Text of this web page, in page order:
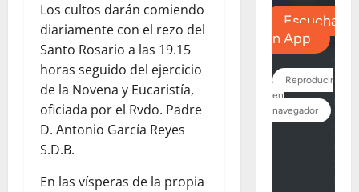
Los cultos darán comiendo
diariamente con el rezo del
Santo Rosario a las 19.15
horas seguido del ejercicio
de la Novena y Eucaristía,
oficiada por el Rvdo. Padre
D. Antonio García Reyes
S.D.B.
En las vísperas de la propia